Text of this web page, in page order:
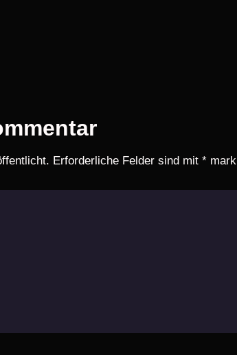
Erforderliche Felder sind mit *